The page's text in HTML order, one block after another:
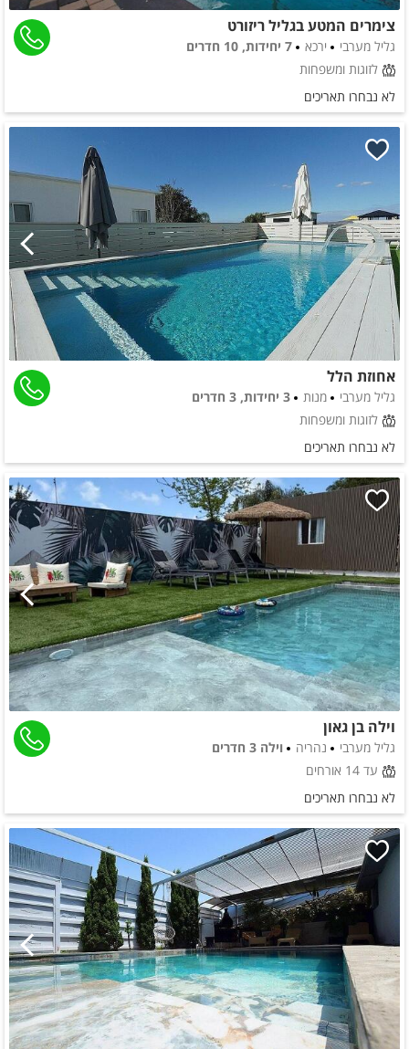
צימרים המטע בגליל ריזורט
גליל מערבי ירכא
7 יחידות, 10 חדרים
לזוגות ומשפחות
לא נבחרו תאריכים
אחוזת הלל
גליל מערבי מנות
3 יחידות, 3 חדרים
לזוגות ומשפחות
לא נבחרו תאריכים
וילה בן גאון
גליל מערבי נהריה
וילה 3 חדרים
עד 14 אורחים
לא נבחרו תאריכים